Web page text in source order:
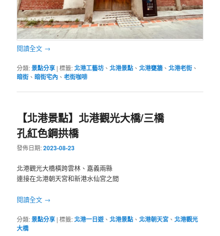
閱讀全文 →
分類:景點分享 |標籤:北港工藝坊 、北港景點 、北港甕牆 、北港老街 、
暗街 、 暗街宅內 、老街咖啡
【北港景點】北港觀光大橋/三橋
孔紅色鋼拱橋
發佈日期:2023-08-23
北港觀光大橋橫跨雲林、嘉義兩縣
連接在北港朝天宮和新港水仙宮之間
閱讀全文 →
分類:景點分享 |標籤:北港一日遊 、北港景點 、北港朝天宮 、北港觀光
大橋